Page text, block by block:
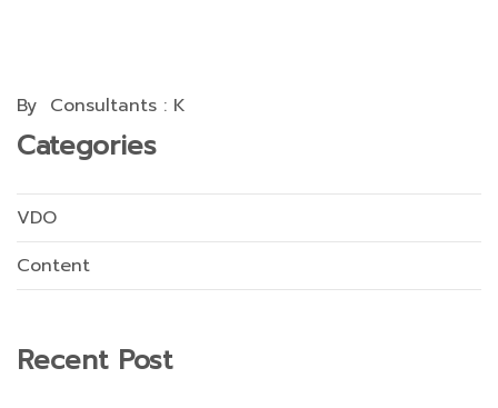
By Consultants : K
Categories
VDO
Content
Recent Post